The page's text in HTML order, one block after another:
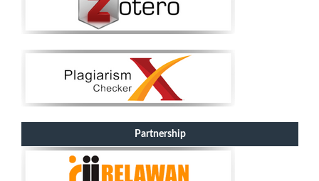
Partnership